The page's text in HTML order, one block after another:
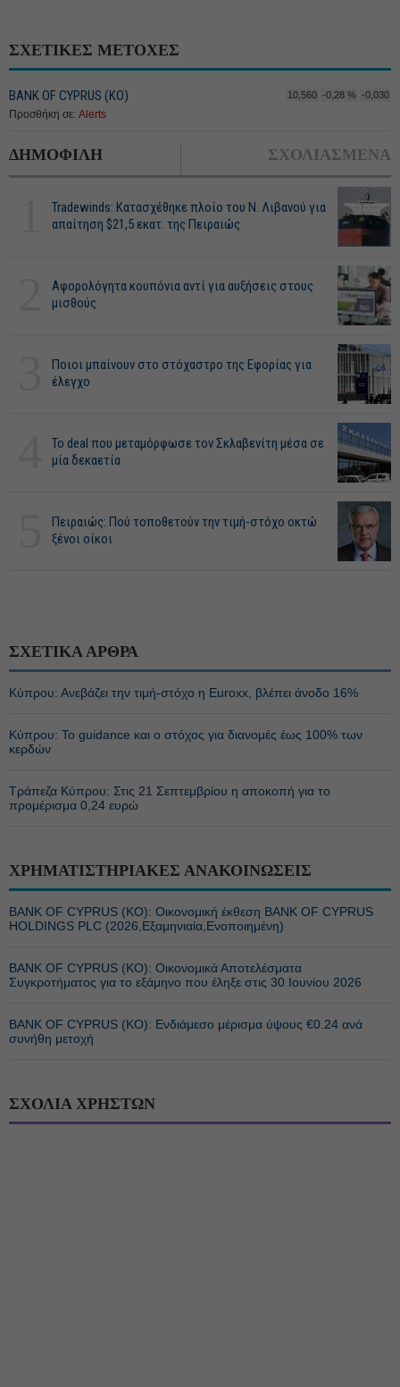
ΣΧΕΤΙΚΕΣ ΜΕΤΟΧΕΣ
BANK OF CYPRUS (ΚΟ) 10,560 -0,28 % -0,030
Προσθήκη σε: Alerts
ΔΗΜΟΦΙΛΗ ΣΧΟΛΙΑΣΜΕΝΑ
Tradewinds: Κατασχέθηκε πλοίο του Ν. Λιβανού για
απαίτηση $21,5 εκατ. της Πειραιώς
Αφορολόγητα κουπόνια αντί για αυξήσεις στους
μισθούς
Ποιοι μπαίνουν στο στόχαστρο της Εφορίας για
έλεγχο
Το deal που μεταμόρφωσε τον Σκλαβενίτη μέσα σε
μία δεκαετία
Πειραιώς: Πού τοποθετούν την τιμή-στόχο οκτώ
ξένοι οίκοι
ΣΧΕΤΙΚΑ ΑΡΘΡΑ
Κύπρου: Ανεβάζει την τιμή-στόχο η Euroxx, βλέπει άνοδο 16%
Κύπρου: Το guidance και ο στόχος για διανομές έως 100% των
κερδών
Τράπεζα Κύπρου: Στις 21 Σεπτεμβρίου η αποκοπή για το
προμέρισμα 0,24 ευρώ
ΧΡΗΜΑΤΙΣΤΗΡΙΑΚΕΣ ΑΝΑΚΟΙΝΩΣΕΙΣ
BANK OF CYPRUS (ΚΟ): Οικονομική έκθεση BANK OF CYPRUS
HOLDINGS PLC (2026,Εξαμηνιαία,Ενοποιημένη)
BANK OF CYPRUS (ΚΟ): Οικονομικά Αποτελέσματα
Συγκροτήματος για το εξάμηνο που έληξε στις 30 Ιουνίου 2026
BANK OF CYPRUS (ΚΟ): Ενδιάμεσο μέρισμα ύψους €0.24 ανά
συνήθη μετοχή
ΣΧΟΛΙΑ ΧΡΗΣΤΩΝ